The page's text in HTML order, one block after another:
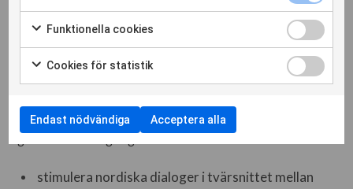
Vi föreslår därför att Nordiska ministerrådet och de nordiska
regeringarna tar initiativ till ett årligt nordiskt forum för
forumet ska vara att driva på strukturomvandlingen och den
stimulera nordiska dialoger i tvärsnittet mellan
Funktionella cookies
Cookies för statistik
Endast nödvändiga Acceptera alla